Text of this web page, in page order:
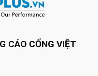
CÁO CỔNG VIỆT